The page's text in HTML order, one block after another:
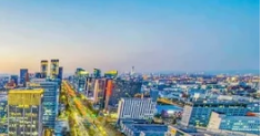
và Trung Quốc tuần trước,
xoa dịu căng thẳng giữa